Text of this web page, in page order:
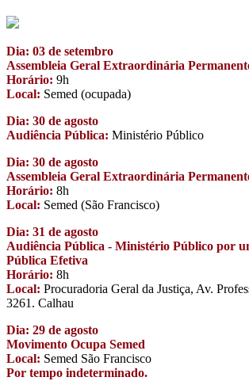
Dia: 03 de setembro
Assembleia Geral Extraordinária
Horário: 9h
Local: Semed (ocupada)
Dia: 30 de agosto
Audiência Pública: Ministério Público
Dia: 30 de agosto
Assembleia Geral Extraordinária
Horário: 8h
Local: Semed (São Francisco)
Dia: 31 de agosto
Audiência Pública - Ministério Público por
Pública Efetiva
Horário: 8h
Local: Procuradoria Geral da Justiça, Av.
3261. Calhau
Dia: 29 de agosto
Movimento Ocupa Semed
Local: Semed São Francisco
Por tempo indeterminado.